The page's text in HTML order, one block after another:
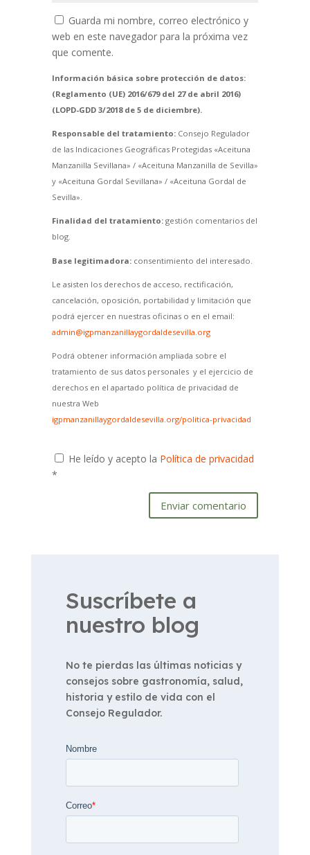
Guarda mi nombre, correo electrónico y
web en este navegador para la próxima vez
que comente.
Información básica sobre protección de datos:
(Reglamento (UE) 2016/679 del 27 de abril 2016)
(LOPD-GDD 3/2018 de 5 de diciembre).
Responsable del tratamiento:Consejo Regulador
de las Indicaciones Geográficas Protegidas «Aceituna
Manzanilla Sevillana» / «Aceituna Manzanilla de Sevilla»
y «Aceituna Gordal Sevillana» / «Aceituna Gordal de
Sevilla».
Finalidad del tratamiento:gestión comentarios del
blog.
Base legitimadora:consentimiento del interesado.
Le asisten los derechos de acceso, rectificación,
cancelación, oposición, portabilidad y limitación que
podrá ejercer en nuestras oficinas o en el email:
admin@igpmanzanillaygordaldesevilla.org
Podrá obtener información ampliada sobre el
tratamiento de sus datos personales y el ejercicio de
derechos en el apartado política de privacidad de
nuestra Web
igpmanzanillaygordaldesevilla.org/politica-privacidad
He leído y acepto la Política de privacidad
*
Enviar comentario
Suscríbete a
nuestro blog
No te pierdas las últimas noticias y
consejos sobre gastronomía, salud,
historia y estilo de vida con el
Consejo Regulador.